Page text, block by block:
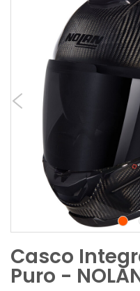
Casco
Puro -